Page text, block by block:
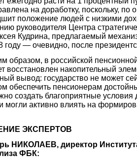
на доработку, поскольку, по
положение людей с низкими
руководителя Центра
Кудрина, предлагаемый
году — очевидно, после
образом, в российской
восстановлен накопительный
вывод: государство не может
обеспечить пенсионерам
создать благоприятные
могли активно влиять на
ЭКСПЕРТОВ
НИКОЛАЕВ, директор
ФБК: